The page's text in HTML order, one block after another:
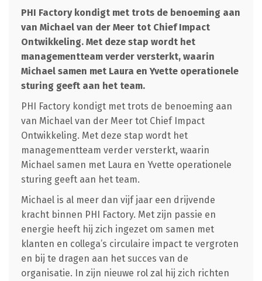
PHI Factory kondigt met trots de benoeming aan
van Michael van der Meer tot Chief Impact
Ontwikkeling. Met deze stap wordt het
managementteam verder versterkt, waarin
Michael samen met Laura en Yvette operationele
sturing geeft aan het team.
PHI Factory kondigt met trots de benoeming aan
van Michael van der Meer tot Chief Impact
Ontwikkeling. Met deze stap wordt het
managementteam verder versterkt, waarin
Michael samen met Laura en Yvette operationele
sturing geeft aan het team.
Michael is al meer dan vijf jaar een drijvende
kracht binnen PHI Factory. Met zijn passie en
energie heeft hij zich ingezet om samen met
klanten en collega’s circulaire impact te vergroten
en bij te dragen aan het succes van de
organisatie. In zijn nieuwe rol zal hij zich richten